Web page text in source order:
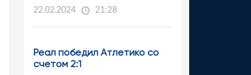
22.02.2024 21:28
Реал победил Атлетико со
счетом 2:1